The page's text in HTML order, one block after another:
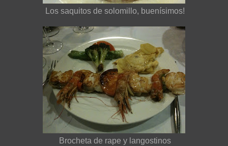
Los saquitos de solomillo, buenísimos!
Brocheta de rape y langostinos